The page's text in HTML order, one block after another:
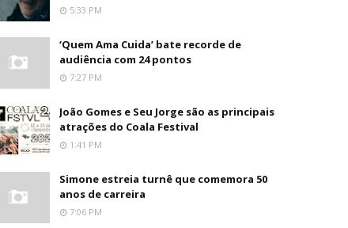
5:33 PM
‘Quem Ama Cuida’ bate recorde de
audiência com 24 pontos
7:27 PM
João Gomes e Seu Jorge são as principais
atrações do Coala Festival
1:41 PM
Simone estreia turnê que comemora 50
anos de carreira
7:06 PM